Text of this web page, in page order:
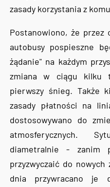
zasady korzystania z
Postanowiono, że
autobusy pospieszne
żądanie" na każdym
zmiana w ciągu kilku
pierwszy śnieg. Także
zasady płatności na
dostosowywano do
atmosferycznych.
diametralnie - zanim
przyzwyczaić do
dnia przywracano je